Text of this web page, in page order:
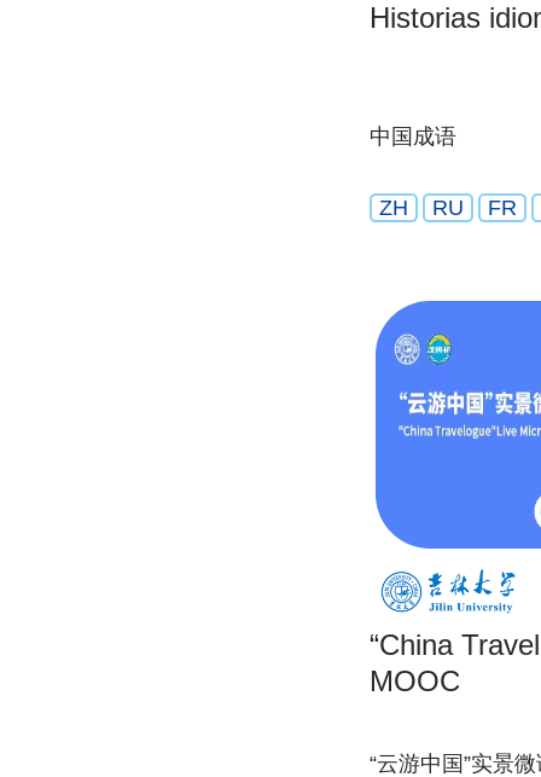
Historias
中国成语
ZH RU FR
“China
MOOC
“云游中国”实景